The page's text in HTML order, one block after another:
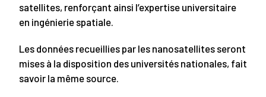
satellites, renforçant ainsi l’expertise universitaire
en ingénierie spatiale.
Les données recueillies par les nanosatellites seront
mises à la disposition des universités nationales, fait
savoir la même source.